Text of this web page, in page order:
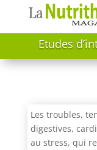
Etudes
Les troubles,
digestives,
au stress, qui